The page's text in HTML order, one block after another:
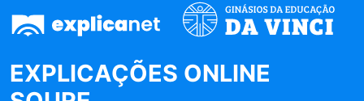
EXPLICAÇÕES ONLINE